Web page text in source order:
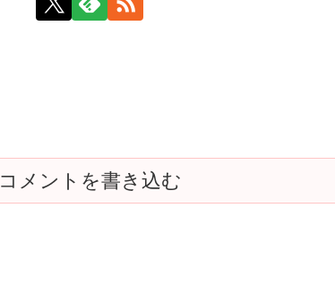
コメントを書き込む